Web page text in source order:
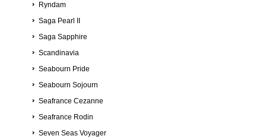
Ryndam
Saga Pearl II
Saga Sapphire
Scandinavia
Seabourn Pride
Seabourn Sojourn
Seafrance Cezanne
Seafrance Rodin
Seven Seas Voyager